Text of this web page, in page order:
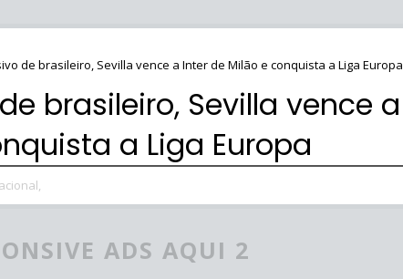
de brasileiro, Sevilla vence a Inter de Milão e conquista a Liga Europa
brasileiro, Sevilla vence a
a Liga Europa
ADS AQUI 2